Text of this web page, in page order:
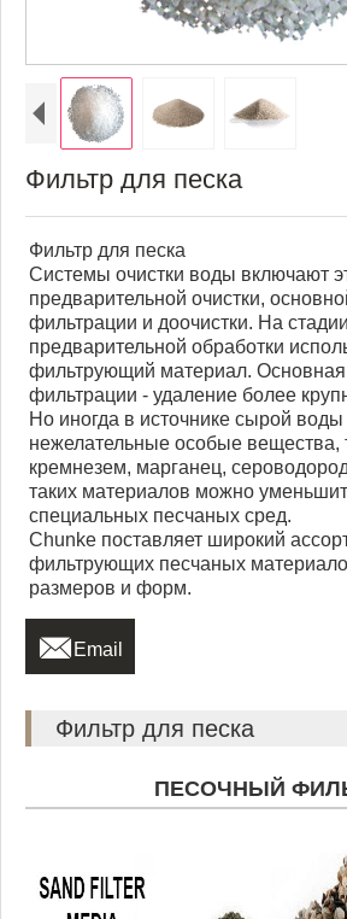
Фильтр для песка
Фильтр для песка
Системы очистки воды включают
предварительной очистки,
фильтрации и доочистки. На стадии
предварительной обработки
фильтрующий материал. Основная
фильтрации - удаление более
Но иногда в источнике сырой воды
нежелательные особые вещества,
кремнезем, марганец,
таких материалов можно
специальных песчаных сред.
Chunke поставляет широкий
фильтрующих песчаных
размеров и форм.
 Email
Фильтр для песка
ПЕСОЧНЫЙ